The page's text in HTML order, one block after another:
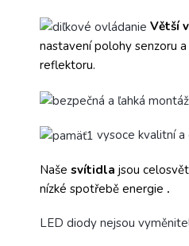
Větší
nastavení polohy senzoru
reflektoru.
vysoce kvalitní
Naše svítidla jsou
nízké spotřebě energie .
LED diody nejsou